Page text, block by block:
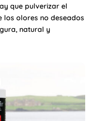
que pulverizar el
olores no deseados
natural y